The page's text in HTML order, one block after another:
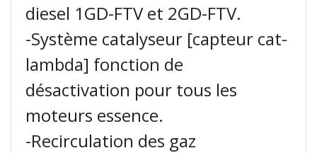
diesel 1GD-FTV et 2GD-FTV.
-Système catalyseur [capteur cat-
lambda] fonction de
désactivation pour tous les
moteurs essence.
-Recirculation des gaz